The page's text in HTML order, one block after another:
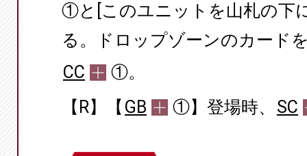
①と[このユニットを山札の下
る。ドロップゾーンのカード
CC
①。
【R】【 GB ①】登場時、 SC